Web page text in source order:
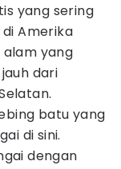
yang sering
Amerika
alam yang
dari
batu yang
di sini.
dengan